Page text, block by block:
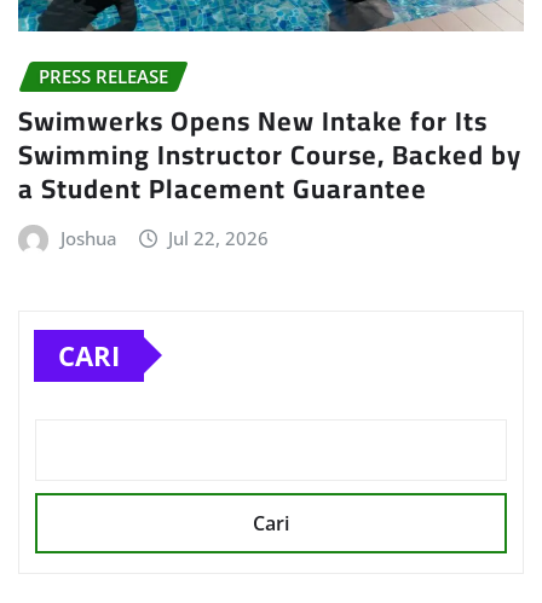
PRESS RELEASE
Swimwerks Opens New Intake for Its
Swimming Instructor Course, Backed by
a Student Placement Guarantee
Joshua Jul 22, 2026
CARI
Cari